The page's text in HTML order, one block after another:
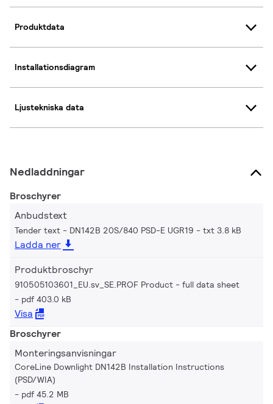
Produktdata
Installationsdiagram
Ljustekniska data
Nedladdningar
Broschyrer
Anbudstext
Tender text - DN142B 20S/840 PSD-E UGR19 txt 3.8 kB
Ladda ner
Produktbroschyr
910505103601_EU.sv_SE.PROF Product - full data sheet
pdf 403.0 kB
Visa
Broschyrer
Monteringsanvisningar
CoreLine Downlight DN142B Installation Instructions
(PSD/WIA)
pdf 45.2 MB